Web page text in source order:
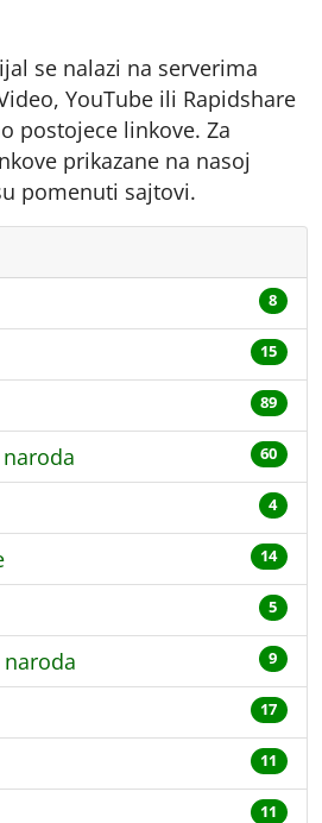
se nalazi na serverima
YouTube ili Rapidshare
postojece linkove. Za
prikazane na nasoj
pomenuti sajtovi.
8
15
89
60
4
14
5
9
17
11
11